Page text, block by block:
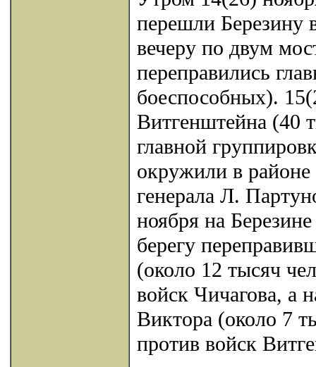
перешли Березину
вечеру по двум
переправились
боеспособных).
Витгенштейна (40
главной
окружили в
генерала Л.
ноября на
берегу
(около 12 тысяч
войск Чичагова, а
Виктора (около 7
против войск